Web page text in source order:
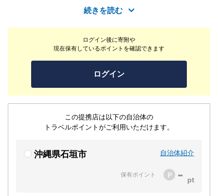
ログイン後に寄附や
現在保有しているポイントを確認できます
ログイン
この提携店は以下の自治体の
トラベルポイントがご利用いただけます。
沖縄県石垣市 自治体紹介
保有ポイント -
牛100％の自家挽きパティ×全粒粉バンズ×島野菜の無添
加素材で仕上げた【ヤンバーガー】は堂々人気NO.1！是
非ご堪能ください！
続きを読む